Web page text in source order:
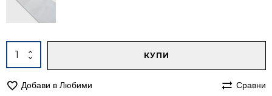
количество
за
140/200
КУПИ
Добави в Любими Сравни